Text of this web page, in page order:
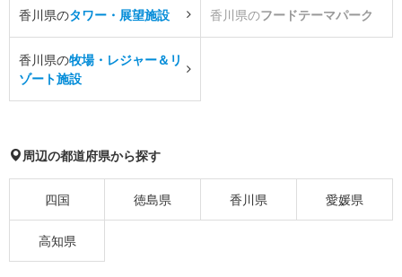
香川県のタワー・展望施設 香川県のフードテーマパーク
香川県の牧場・レジャー＆リ
ゾート施設
周辺の都道府県から探す
四国 徳島県 香川県 愛媛県
高知県